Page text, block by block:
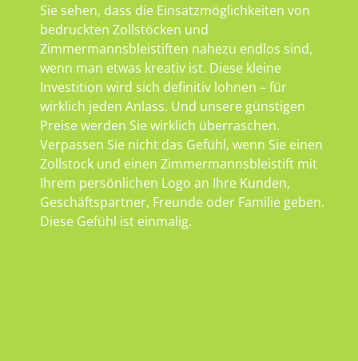
Sie sehen, dass die Einsatzmöglichkeiten von
bedruckten Zollstöcken und
Zimmermannsbleistiften nahezu endlos sind,
wenn man etwas kreativ ist. Diese kleine
Investition wird sich definitiv lohnen – für
wirklich jeden Anlass. Und unsere günstigen
Preise werden Sie wirklich überraschen.
Verpassen Sie nicht das Gefühl, wenn Sie einen
Zollstock und einen Zimmermannsbleistift mit
Ihrem persönlichen Logo an Ihre Kunden,
Geschäftspartner, Freunde oder Familie geben.
Diese Gefühl ist einmalig.